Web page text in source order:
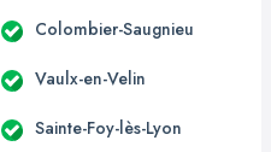
Colombier-Saugnieu
Vaulx-en-Velin
Sainte-Foy-lès-Lyon